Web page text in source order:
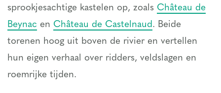
sprookjesachtige kastelen op, zoals Château de
Beynac en Château de Castelnaud. Beide
torenen hoog uit boven de rivier en vertellen
hun eigen verhaal over ridders, veldslagen en
roemrijke tijden.